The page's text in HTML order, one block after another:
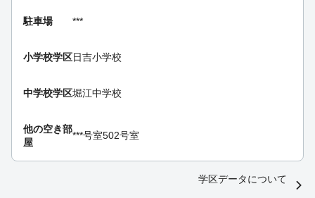
駐車場 ***
小学校学区日吉小学校
中学校学区堀江中学校
他の空き部
屋
***号室502号室
学区データについて